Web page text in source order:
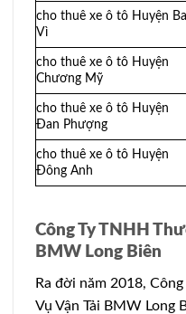
cho thuê xe ô tô Huyện Ba
Vì
cho thuê xe ô tô Huyện
Chương Mỹ
cho thuê xe ô tô Huyện
Đan Phượng
cho thuê xe ô tô Huyện
Đông Anh
Công Ty TNHH
BMW Long Biên
Ra đời năm 2018,
Vụ Vận Tải BMW Long